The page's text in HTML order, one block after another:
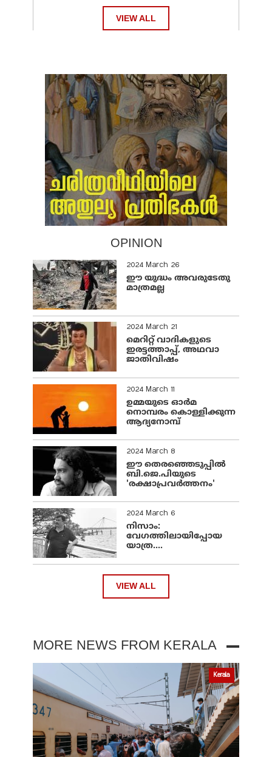
VIEW ALL
OPINION
2024 March 26
ഈ യുദ്ധം അവരുടേതു
മാത്രമല്ല
2024 March 21
മെറിറ്റ് വാദികളുടെ
ഇരട്ടത്താപ്പ്, അഥവാ
ജാതിവിഷം
2024 March 11
ഉമ്മയുടെ ഓർമ
നൊമ്പരം കൊള്ളിക്കുന്ന
ആദ്യനോമ്പ്
2024 March 8
ഈ തെരഞ്ഞെടുപ്പില്‍
ബി.ജെ.പിയുടെ
'രക്ഷാപ്രവര്‍ത്തനം'
2024 March 6
നിസാം:
വേഗത്തിലായിപ്പോയ
യാത്ര....
VIEW ALL
MORE NEWS FROM KERALA
Kerala